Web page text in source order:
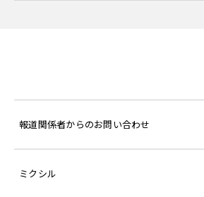
報道関係者からのお問い合わせ
ミクシル